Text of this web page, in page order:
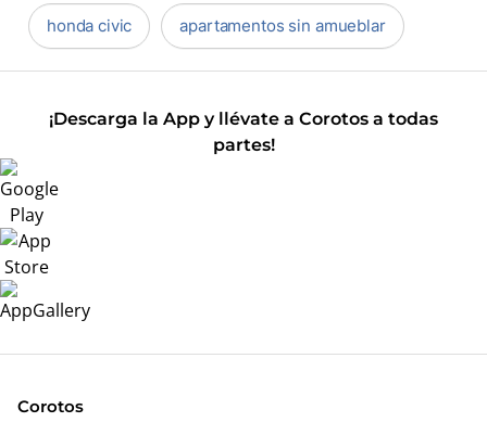
honda civic apartamentos sin amueblar
¡Descarga la App y llévate a Corotos a todas
partes!
Corotos